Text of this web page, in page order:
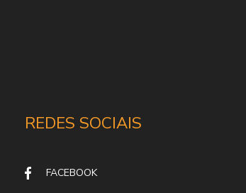
REDES SOCIAIS
FACEBOOK